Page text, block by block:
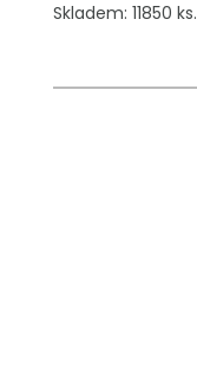
Skladem: 11850 ks.